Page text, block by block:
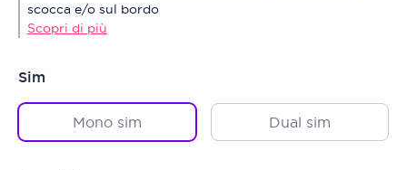
scocca e/o sul bordo
Scopri di più
Sim
Mono sim Dual sim